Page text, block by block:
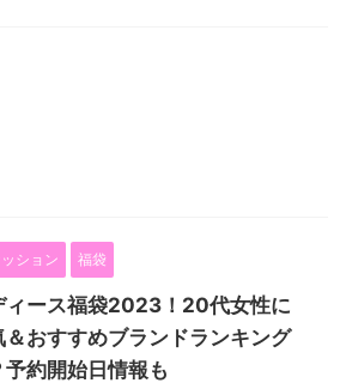
ション 福袋
ィース福袋2023！20代女性に
＆おすすめブランドランキング
予約開始日情報も